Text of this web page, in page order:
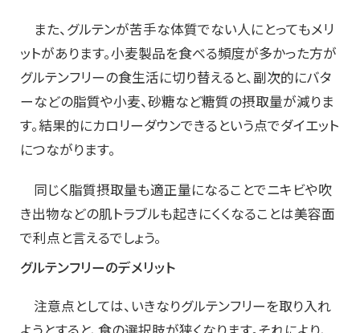
また、グルテンが苦手な体質でない人にとってもメリ
ットがあります。小麦製品を食べる頻度が多かった方が
グルテンフリーの食生活に切り替えると、副次的にバタ
ーなどの脂質や小麦、砂糖など糖質の摂取量が減りま
す。結果的にカロリーダウンできるという点でダイエット
につながります。
同じく脂質摂取量も適正量になることでニキビや吹
き出物などの肌トラブルも起きにくくなることは美容面
で利点と言えるでしょう。
グルテンフリーのデメリット
注意点としては、いきなりグルテンフリーを取り入れ